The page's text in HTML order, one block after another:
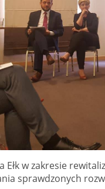
Ełk w zakresie
sprawdzonych